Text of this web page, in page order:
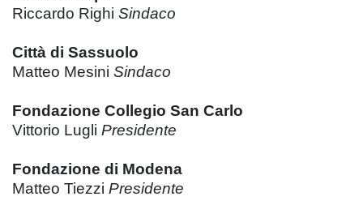
Riccardo Righi Sindaco
Città di Sassuolo
Matteo Mesini Sindaco
Fondazione Collegio San Carlo
Vittorio Lugli Presidente
Fondazione di Modena
Matteo Tiezzi Presidente